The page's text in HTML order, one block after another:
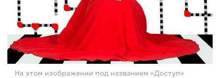
На этом изображении под названием «Доступ»